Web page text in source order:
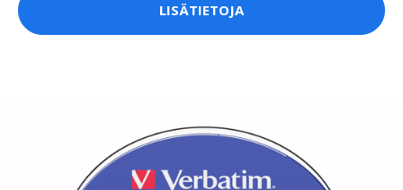
LISÄTIETOJA